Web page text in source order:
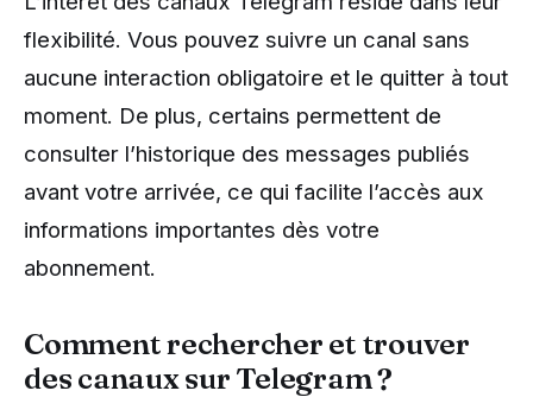
flexibilité. Vous pouvez suivre un canal sans
aucune interaction obligatoire et le quitter à tout
moment. De plus, certains permettent de
consulter l’historique des messages publiés
avant votre arrivée, ce qui facilite l’accès aux
informations importantes dès votre
abonnement.
Comment rechercher et trouver
des canaux sur Telegram ?